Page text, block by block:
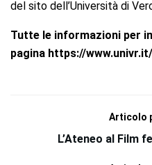
del sito dell’Università di
Tutte le informazioni per
pagina https://
Articolo
L’Ateneo al Film